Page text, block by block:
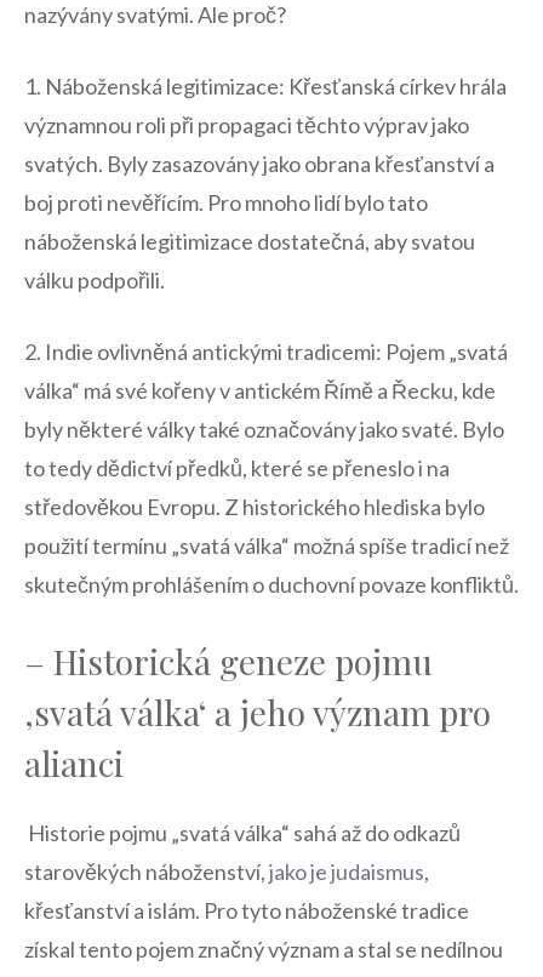
nazývány svatými. Ale proč?
1. Náboženská legitimizace: Křesťanská církev hrála ​
významnou ‌roli při propagaci⁢ těchto výprav jako
svatých.⁣ Byly zasazovány ⁣jako ⁣obrana​ křesťanství a
boj ⁢proti nevěřícím. Pro mnoho lidí bylo tato
náboženská legitimizace dostatečná, aby svatou‌
válku podpořili.
2. Indie ovlivněná antickými tradicemi: Pojem „svatá
válka“ má své kořeny ‍v antickém Římě a⁣ Řecku, kde
byly některé války ‌také označovány jako svaté.‍ Bylo
to tedy dědictví předků, které se ⁤přeneslo i na
středověkou Evropu. Z historického hlediska bylo
použití termínu „svatá válka“ možná spíše tradicí než
skutečným prohlášením o duchovní ​povaze konfliktů.
– Historická geneze pojmu
‚svatá válka‘ a jeho význam ‌pro
alianci
‍ Historie pojmu⁣ „svatá válka“ sahá až do odkazů
starověkých náboženství,jako je judaismus,
křesťanství a islám. Pro tyto náboženské tradice
získal tento pojem značný význam a stal se nedílnou